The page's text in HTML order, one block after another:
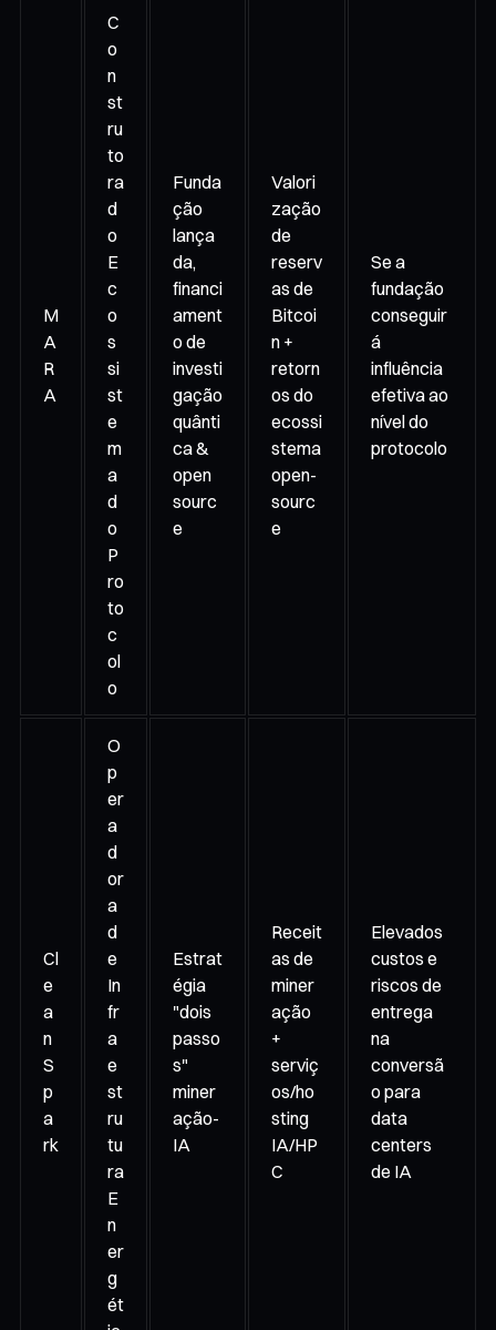
M
A
R
A
C
o
n
st
ru
to
ra
d
o
E
c
o
s
si
st
e
m
a
d
o
P
ro
to
c
ol
o
Funda
ção
lança
da,
financi
ament
o de
investi
gação
quânti
ca &
open
sourc
e
Valori
zação
de
reserv
as de
Bitcoi
n +
retorn
os do
ecossi
stema
open-
sourc
e
Se a
fundação
conseguir
á
influência
efetiva ao
nível do
protocolo
Cl
e
a
n
S
p
a
rk
O
p
er
a
d
or
a
d
e
In
fr
a
e
st
ru
tu
ra
E
n
er
g
ét
Estrat
égia
"dois
passo
s"
miner
ação-
IA
Receit
as de
miner
ação
+
serviç
os/ho
sting
IA/HP
C
Elevados
custos e
riscos de
entrega
na
conversã
o para
data
centers
de IA